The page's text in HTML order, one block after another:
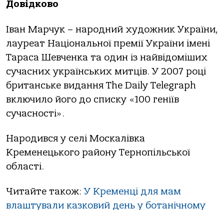
Довідково
Іван Марчук – народний художник України,
лауреат Національної премії України імені
Тараса Шевченка та один із найвідоміших
сучасних українських митців. У 2007 році
британське видання The Daily Telegraph
включило його до списку «100 геніїв
сучасності».
Народився у селі Москалівка
Кременецького району Тернопільської
області.
Читайте також:У Кременці для мам
влаштували казковий день у ботанічному